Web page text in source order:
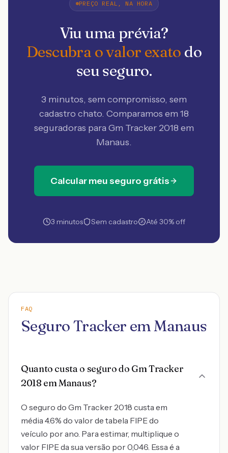
PREÇO REAL, NA HORA
Viu uma prévia?
Descubra o valor exato do
seu seguro.
3 minutos, sem compromisso, sem
cadastro chato. Comparamos em 18
seguradoras para Gm Tracker 2018 em
Manaus.
Calcular meu seguro grátis
3 minutos Sem cadastro Até 30% off
FAQ
Seguro Tracker em Manaus
Quanto custa o seguro do Gm Tracker
2018 em Manaus?
O seguro do Gm Tracker 2018 custa em
média 4.6% do valor de tabela FIPE do
veículo por ano. Para estimar, multiplique o
valor FIPE da sua versão por 0,046. Essa é a